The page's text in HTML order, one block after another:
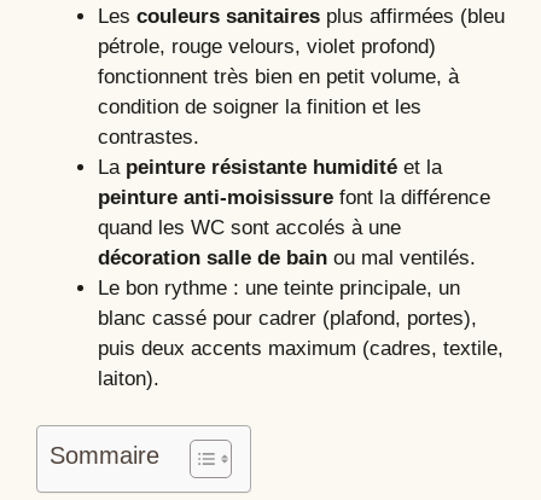
Les couleurs sanitaires plus affirmées (bleu
pétrole, rouge velours, violet profond)
fonctionnent très bien en petit volume, à
condition de soigner la finition et les
contrastes.
La peinture résistante humidité et la
peinture anti-moisissure font la différence
quand les WC sont accolés à une
décoration salle de bain ou mal ventilés.
Le bon rythme : une teinte principale, un
blanc cassé pour cadrer (plafond, portes),
puis deux accents maximum (cadres, textile,
laiton).
Sommaire